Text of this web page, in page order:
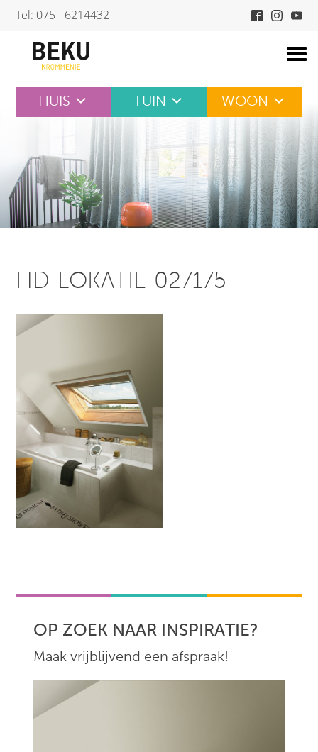
Skip
content
Tel: 075 - 6214432
HUIS TUIN WOON
HD-LOKATIE-027175
OP ZOEK NAAR INSPIRATIE?
Maak vrijblijvend een afspraak!